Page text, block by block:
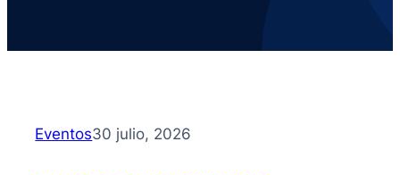
Eventos30 julio, 2026